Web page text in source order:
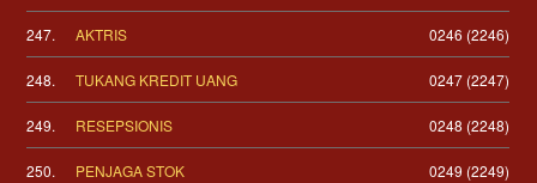
247. AKTRIS 0246 (2246)
248. TUKANG KREDIT UANG 0247 (2247)
249. RESEPSIONIS 0248 (2248)
250. PENJAGA STOK 0249 (2249)